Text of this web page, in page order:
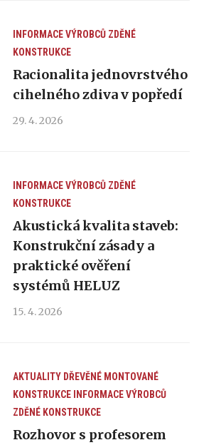
INFORMACE VÝROBCŮ ZDĚNÉ
KONSTRUKCE
Racionalita jednovrstvého
cihelného zdiva v popředí
29. 4. 2026
INFORMACE VÝROBCŮ ZDĚNÉ
KONSTRUKCE
Akustická kvalita staveb:
Konstrukční zásady a
praktické ověření
systémů HELUZ
15. 4. 2026
AKTUALITY DŘEVĚNÉ MONTOVANÉ
KONSTRUKCE INFORMACE VÝROBCŮ
ZDĚNÉ KONSTRUKCE
Rozhovor s profesorem